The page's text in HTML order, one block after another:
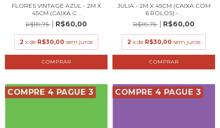
FLORES VINTAGE AZUL - 2M X
45CM (CAIXA C...
R$119,75
R$60,00
2 x de R$30,00 sem juros
JULIA - 2M X 45CM (CAIXA COM
6 ROLOS) -...
R$119,75
R$60,00
2 x de R$30,00 sem juros
COMPRE 4 PAGUE 3 COMPRE 4 PAGUE 3